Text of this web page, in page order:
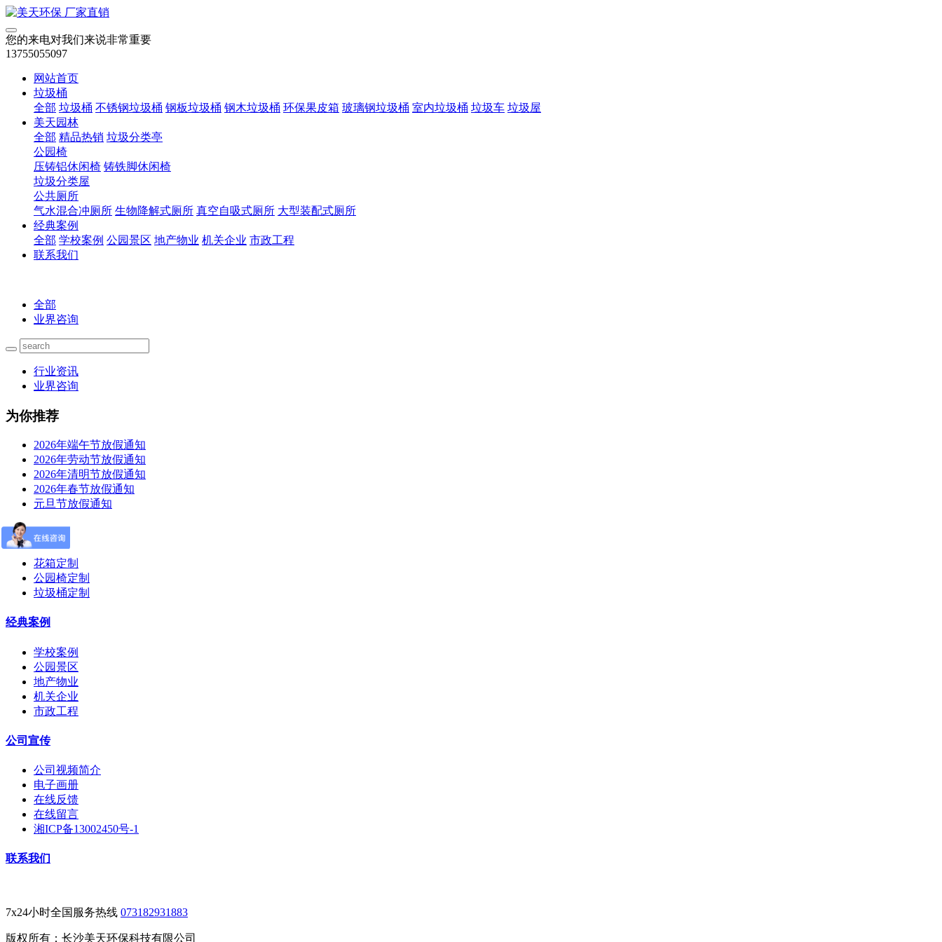
您的来电对我们来说非常重要
13755055097
网站首页
垃圾桶
全部 垃圾桶 不锈钢垃圾桶 钢板垃圾桶 钢木垃圾桶 环保果皮箱 玻璃钢垃圾桶 室内垃圾桶 垃圾车 垃圾屋
美天园林
全部 精品热销 垃圾分类亭
公园椅
压铸铝休闲椅 铸铁脚休闲椅
垃圾分类屋
公共厕所
气水混合冲厕所 生物降解式厕所 真空自吸式厕所 大型装配式厕所
经典案例
全部 学校案例 公园景区 地产物业 机关企业 市政工程
联系我们
全部
业界咨询
行业资讯
业界咨询
为你推荐
2026年端午节放假通知
2026年劳动节放假通知
2026年清明节放假通知
2026年春节放假通知
元旦节放假通知
产品定制
花箱定制
公园椅定制
垃圾桶定制
经典案例
学校案例
公园景区
地产物业
机关企业
市政工程
公司宣传
公司视频简介
电子画册
在线反馈
在线留言
湘ICP备13002450号-1
联系我们
7x24小时全国服务热线 073182931883
版权所有：长沙美天环保科技有限公司